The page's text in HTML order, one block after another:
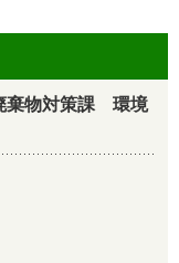
物対策課 環境